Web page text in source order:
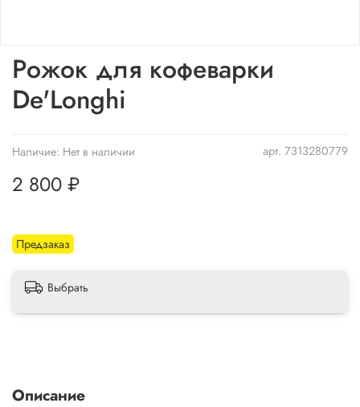
арт. 7313280779
Наличие: Нет в наличии
Предзаказ
Рожок для кофеварки
De'Longhi
2 800 ₽
Выбрать
Описание